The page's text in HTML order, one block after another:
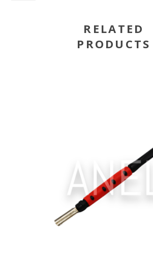
RELATED
PRODUCTS